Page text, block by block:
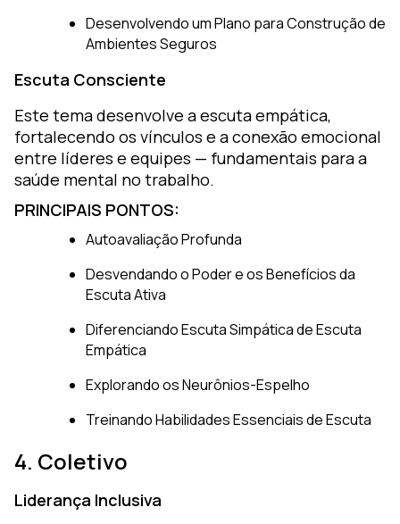
Desenvolvendo um Plano para Construção de
Ambientes Seguros
Escuta Consciente
Este tema desenvolve a escuta empática,
fortalecendo os vínculos e a conexão emocional
entre líderes e equipes — fundamentais para a
saúde mental no trabalho.
PRINCIPAIS PONTOS:
Autoavaliação Profunda
Desvendando o Poder e os Benefícios da
Escuta Ativa
Diferenciando Escuta Simpática de Escuta
Empática
Explorando os Neurônios-Espelho
Treinando Habilidades Essenciais de Escuta
4. Coletivo
Liderança Inclusiva